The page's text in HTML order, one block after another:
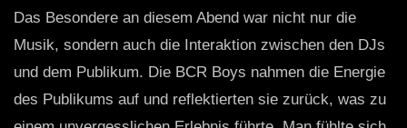
Das Besondere an diesem Abend war nicht nur die
Musik, sondern auch die Interaktion zwischen den DJs
und dem Publikum. Die BCR Boys nahmen die Energie
des Publikums auf und reflektierten sie zurück, was zu